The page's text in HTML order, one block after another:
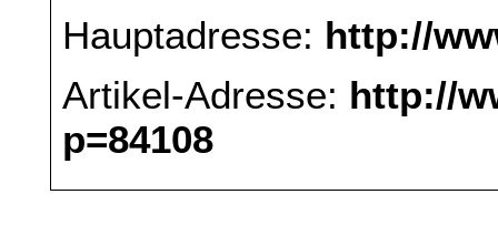
Hauptadresse: http://
Artikel-Adresse: http://
p=84108